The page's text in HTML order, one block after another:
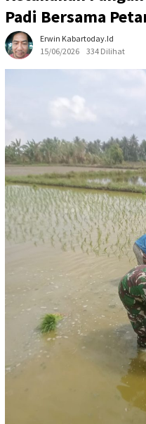
Padi Bersama
Erwin Kabartoday.id
15/06/2026
334 Dilihat